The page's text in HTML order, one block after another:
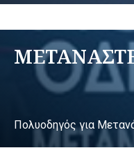
Πολυοδηγός για